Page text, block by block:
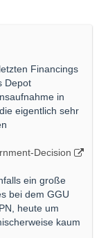
Financings
Depot
in
eigentlich sehr
Decision
ein große
bei dem GGU
heute um
kaum